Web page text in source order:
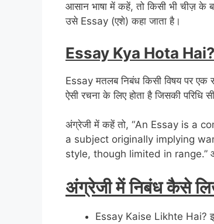
आसान भाषा में कहें, तो किसी भी चीज़ के
उसे Essay (एशे) कहा जाता है।
Essay Kya Hota Hai?
Essay मतलब निबंध किसी विषय पर एक
ऐसी रचना के लिए होता है जिसकी परिधि
अंग्रेजी में कहें तो, “An Essay is a
a subject originally implying
style, though limited in range.” और
अंग्रेजी में निबंध कैसे
Essay Kaise Likhte Hai?